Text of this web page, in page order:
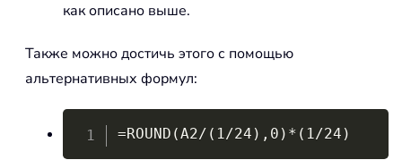
как описано выше.
Также можно достичь этого с помощью
альтернативных формул:
=ROUND(A2/(1/24),0)*(1/24)
Copy